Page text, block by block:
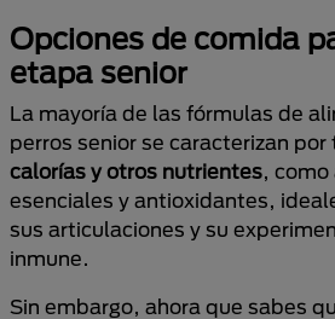
Opciones de comida
etapa senior
La mayoría de las fórmulas de
perros senior se caracterizan por
calorías y otros nutrientes, como
esenciales y antioxidantes,
sus articulaciones y su
inmune.
Sin embargo, ahora que sabes